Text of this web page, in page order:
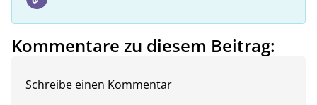
Kommentare zu diesem Beitrag:
Schreibe einen Kommentar